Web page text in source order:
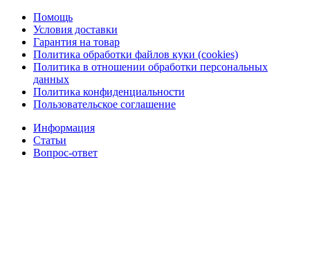
Помощь
Условия доставки
Гарантия на товар
Политика обработки файлов куки (cookies)
Политика в отношении обработки персональных
данных
Политика конфиденциальности
Пользовательское соглашение
Информация
Статьи
Вопрос-ответ